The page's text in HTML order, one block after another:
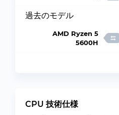
過去のモデル
AMD Ryzen 5
5600H
CPU 技術仕様